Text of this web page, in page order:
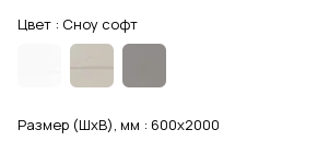
Цвет : Сноу софт
Размер (ШхВ), мм : 600x2000